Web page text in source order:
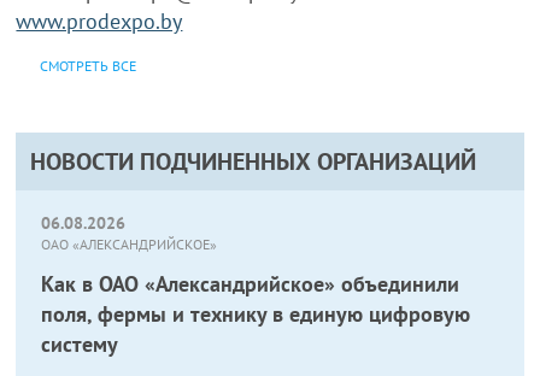
НОВОСТИ ПОДЧИНЕННЫХ ОРГАНИЗАЦИЙ
06.08.2026
ОАО «АЛЕКСАНДРИЙСКОЕ»
Как в ОАО «Александрийское» объединили
поля, фермы и технику в единую цифровую
систему
www.prodexpo.by
СМОТРЕТЬ ВСЕ